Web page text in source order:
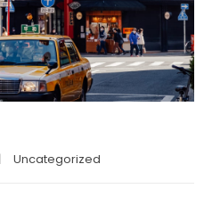
Uncategorized